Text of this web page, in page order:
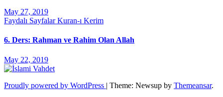
May 27, 2019
Faydalı SayfalarKuran-ı Kerim
6. Ders: Rahman ve Rahim Olan Allah
May 22, 2019
Proudly powered by WordPress | Theme: Newsup by Themeansar.